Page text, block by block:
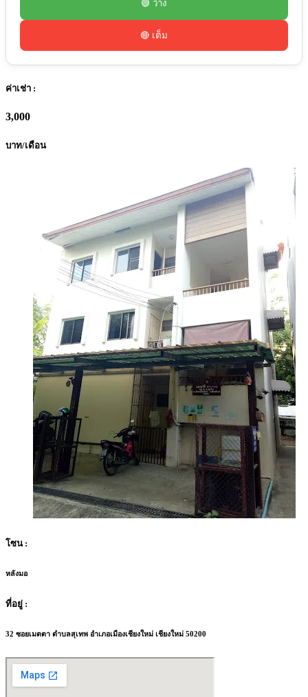
🟢 ว่าง
🔴 เต็ม
ค่าเช่า :
3,000
บาท/เดือน
โซน :
หลังมอ
ที่อยู่ :
32 ซอยเมตตา ตำบลสุเทพ อำเภอเมืองเชียงใหม่ เชียงใหม่ 50200